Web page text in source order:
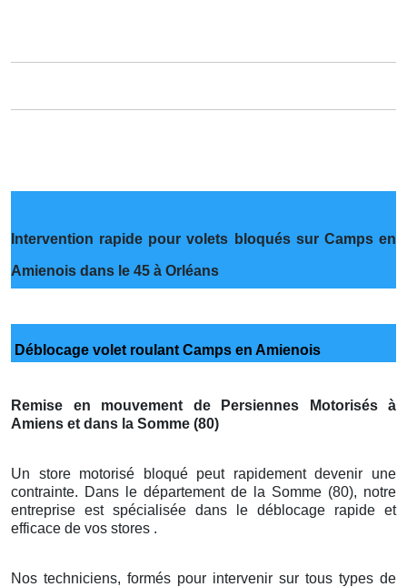
Intervention rapide pour volets bloqués sur Camps en
Amienois dans le 45 à Orléans
Déblocage volet roulant Camps en Amienois
Remise en mouvement de Persiennes Motorisés à
Amiens et dans la Somme (80)
Un store motorisé bloqué peut rapidement devenir une
contrainte. Dans le département de la Somme (80), notre
entreprise est spécialisée dans le déblocage rapide et
efficace de vos stores .
Nos techniciens, formés pour intervenir sur tous types de